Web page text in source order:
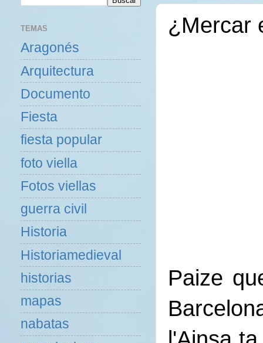
¿Mercar
Paize
TEMAS
Aragonés
Arquitectura
Documento
Fiesta
fiesta popular
foto viella
Fotos viellas
guerra civil
Historia
Historiamedieval
historias
mapas
nabatas